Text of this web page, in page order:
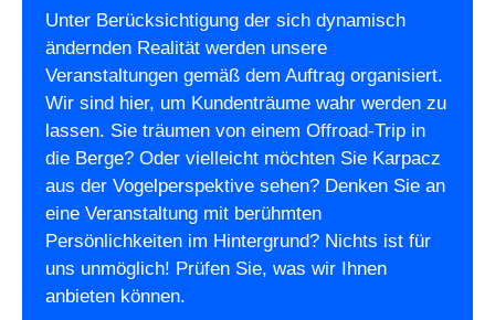
Unter Berücksichtigung der sich dynamisch
ändernden Realität werden unsere
Veranstaltungen gemäß dem Auftrag organisiert.
Wir sind hier, um Kundenträume wahr werden zu
lassen. Sie träumen von einem Offroad-Trip in
die Berge? Oder vielleicht möchten Sie Karpacz
aus der Vogelperspektive sehen? Denken Sie an
eine Veranstaltung mit berühmten
Persönlichkeiten im Hintergrund? Nichts ist für
uns unmöglich! Prüfen Sie, was wir Ihnen
anbieten können.